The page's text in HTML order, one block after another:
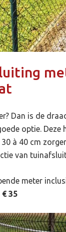
Dan is de
optie. Deze
à 40 cm
van
meter
€ 35